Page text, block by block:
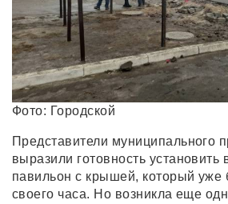
Фото: Городской
Представители муниципального
выразили готовность установить
павильон с крышей, который уже
своего часа. Но возникла еще